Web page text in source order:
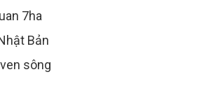
7ha
Bản
sông